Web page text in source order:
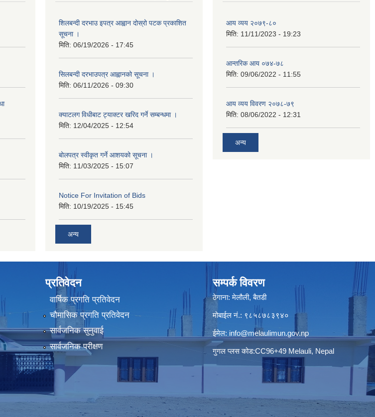
शिलबन्दी दरभाउ इपत्र आह्वान दोस्रो पटक प्रकाशित
सूचना ।
मिति: 06/19/2026 - 17:45
सिलबन्दी दरभाउपत्र आह्वानको सूचना ।
मिति: 06/11/2026 - 09:30
क्याटलग विधीबाट ट्याक्टर खरिद गर्ने सम्बन्धमा ।
मिति: 12/04/2025 - 12:54
बोलपत्र स्वीकृत गर्ने आशयको सूचना ।
मिति: 11/03/2025 - 15:07
Notice For Invitation of Bids
मिति: 10/19/2025 - 15:45
अन्य
आय व्यय २०७९-८०
मिति: 11/11/2023 - 19:23
आन्तरिक आय ०७४-७८
मिति: 09/06/2022 - 11:55
आय व्यय विवरण २०७८-७९
मिति: 08/06/2022 - 12:31
अन्य
प्रतिवेदन
वार्षिक प्रगति प्रतिवेदन
चौमासिक प्रगति प्रतिवेदन
सार्वजनिक सुनुवाई
सार्वजनिक परीक्षण
सम्पर्क विवरण
ठेगाना: मेलौली, बैतडी
मोबाईल नं.: ९८५८७८३९४०
ईमेल: info@melaulimun.gov.np
गुगल प्लस कोड:CC96+49 Melauli, Nepal